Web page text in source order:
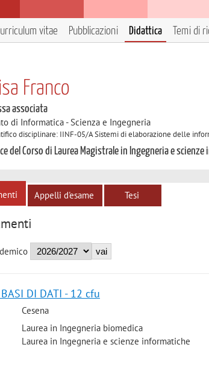
vitae Pubblicazioni Didattica Temi di
Franco
associata
di Informatica - Scienza e Ingegneria
disciplinare: IINF-05/A Sistemi di elaborazione delle
del Corso di Laurea Magistrale in Ingegneria e
Appelli d'esame Tesi
DI DATI - 12 cfu
Cesena
Laurea in Ingegneria biomedica
Laurea in Ingegneria e scienze informatiche